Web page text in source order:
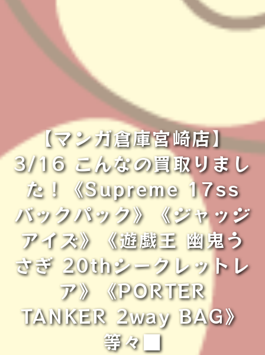
【マンガ倉庫宮崎店】
3/16 こんなの買取りまし
た！《Supreme 17ss
バックパック》《ジャッジ
アイズ》《遊戯王 幽鬼う
さぎ 20thシークレットレ
ア》《PORTER
TANKER 2way BAG》
等々■